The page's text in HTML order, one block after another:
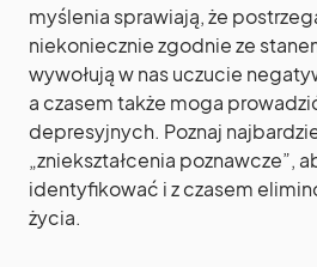
myślenia sprawiają, że
niekoniecznie zgodnie ze
wywołują w nas uczucie
a czasem także moga
depresyjnych. Poznaj
„zniekształcenia poznawcze”,
identyfikować i z czasem
życia.